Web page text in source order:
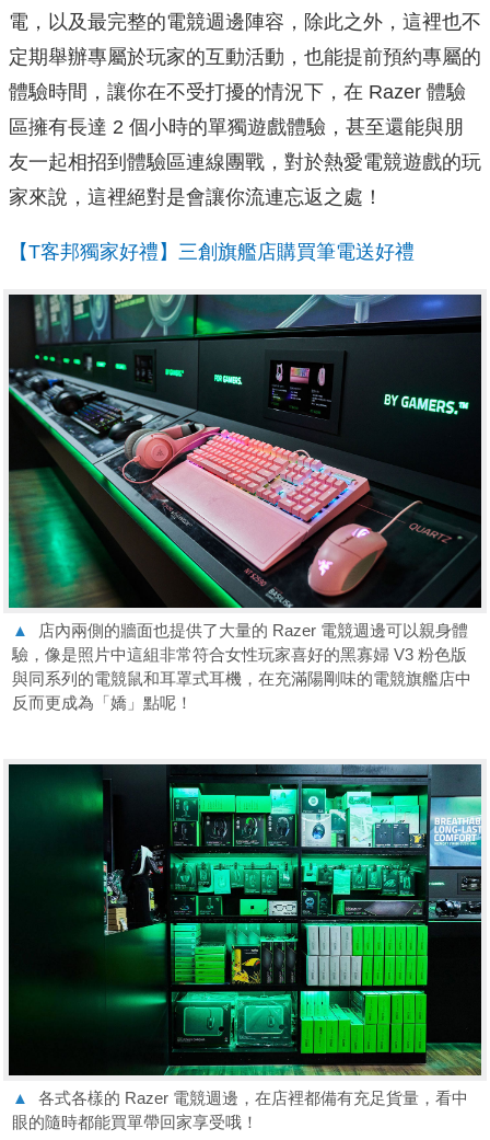
電，以及最完整的電競週邊陣容，除此之外，這裡也不
定期舉辦專屬於玩家的互動活動，也能提前預約專屬的
體驗時間，讓你在不受打擾的情況下，在 Razer 體驗
區擁有長達 2 個小時的單獨遊戲體驗，甚至還能與朋
友一起相招到體驗區連線團戰，對於熱愛電競遊戲的玩
家來說，這裡絕對是會讓你流連忘返之處！
【T客邦獨家好禮】三創旗艦店購買筆電送好禮
▲
店內兩側的牆面也提供了大量的 Razer 電競週邊可以親身體
驗，像是照片中這組非常符合女性玩家喜好的黑寡婦 V3 粉色版
與同系列的電競鼠和耳罩式耳機，在充滿陽剛味的電競旗艦店中
反而更成為「嬌」點呢！
▲
各式各樣的 Razer 電競週邊，在店裡都備有充足貨量，看中
眼的隨時都能買單帶回家享受哦！